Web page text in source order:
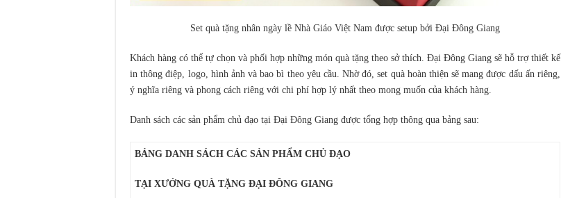
Set quà tặng nhân ngày lề Nhà Giáo Việt Nam được setup bởi Đại Đông Giang
Khách hàng có thể tự chọn và phối hợp những món quà tặng theo sở thích. Đại Đông Giang sẽ hỗ trợ thiết kế
in thông điệp, logo, hình ảnh và bao bì theo yêu cầu. Nhờ đó, set quà hoàn thiện sẽ mang được dấu ấn riêng,
ý nghĩa riêng và phong cách riêng với chi phí hợp lý nhất theo mong muốn của khách hàng.
Danh sách các sản phẩm chủ đạo tại Đại Đông Giang được tổng hợp thông qua bảng sau:
BẢNG DANH SÁCH CÁC SẢN PHẨM CHỦ ĐẠO
TẠI XƯỞNG QUÀ TẶNG ĐẠI ĐÔNG GIANG